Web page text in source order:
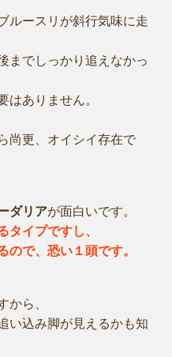
ルースリが斜行気味に走
までしっかり追えなかっ
はありません。
尚更、オイシイ存在で
ダリアが面白いです。
タイプですし、
ので、恐い１頭です。
から、
い込み脚が見えるかも知